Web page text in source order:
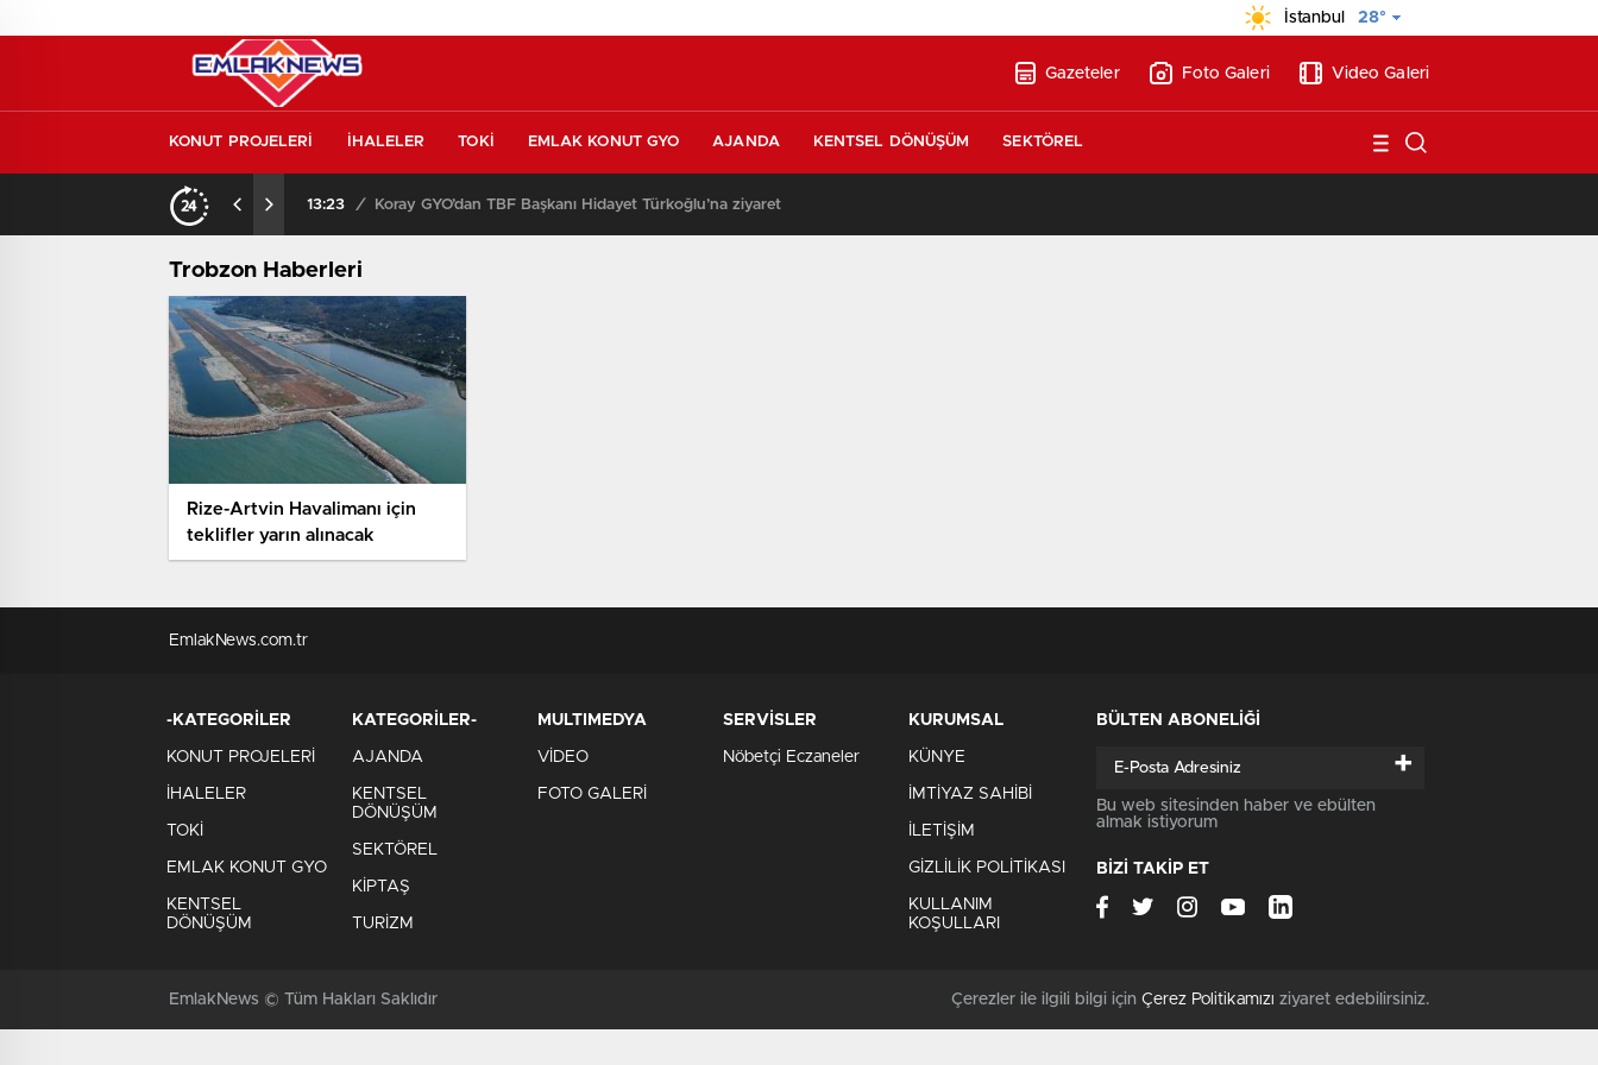
İstanbul 28°
Gazeteler Foto Galeri Video Galeri
KONUT PROJELERİ İHALELER TOKİ EMLAK KONUT GYO AJANDA KENTSEL DÖNÜŞÜM SEKTÖREL
13:23 / Koray GYO’dan TBF Başkanı Hidayet Türkoğlu’na ziyaret
Trobzon Haberleri
Rize-Artvin Havalimanı için
teklifler yarın alınacak
EmlakNews.com.tr
-KATEGORİLER
KONUT PROJELERİ
İHALELER
TOKİ
EMLAK KONUT GYO
KENTSEL
DÖNÜŞÜM
KATEGORİLER-
AJANDA
KENTSEL
DÖNÜŞÜM
SEKTÖREL
KİPTAŞ
TURİZM
MULTIMEDYA
VİDEO
FOTO GALERİ
SERVİSLER
Nöbetçi Eczaneler
KURUMSAL
KÜNYE
İMTİYAZ SAHİBİ
İLETİŞİM
GİZLİLİK POLİTİKASI
KULLANIM
KOŞULLARI
BÜLTEN ABONELİĞİ
+
Bu web sitesinden haber ve ebülten
almak istiyorum
BİZİ TAKİP ET
EmlakNews © Tüm Hakları Saklıdır Çerezler ile ilgili bilgi için Çerez Politikamızı ziyaret edebilirsiniz.